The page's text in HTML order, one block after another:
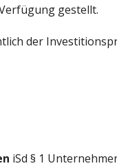
gestellt.
der
iSd § 1